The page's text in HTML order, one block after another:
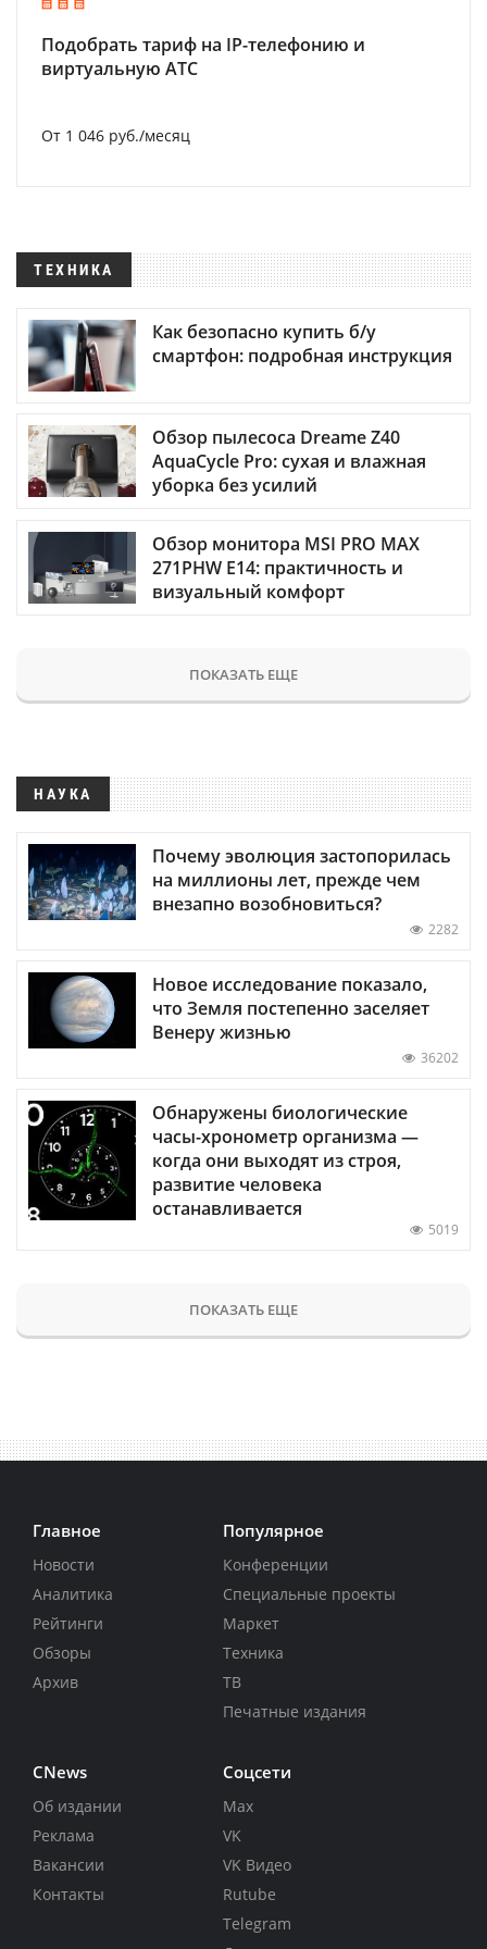
Подобрать тариф на IP-телефонию и
виртуальную АТС
От 1 046 руб./месяц
ТЕХНИКА
Как безопасно купить б/у
смартфон: подробная инструкция
Обзор пылесоса Dreame Z40
AquaCycle Pro: сухая и влажная
уборка без усилий
Обзор монитора MSI PRO MAX
271PHW E14: практичность и
визуальный комфорт
ПОКАЗАТЬ ЕЩЕ
НАУКА
Почему эволюция застопорилась
на миллионы лет, прежде чем
внезапно возобновиться?
2282
Новое исследование показало,
что Земля постепенно заселяет
Венеру жизнью
36202
Обнаружены биологические
часы-хронометр организма —
когда они выходят из строя,
развитие человека
останавливается
5019
ПОКАЗАТЬ ЕЩЕ
Главное
Новости
Аналитика
Рейтинги
Обзоры
Архив
Популярное
Конференции
Специальные проекты
Маркет
Техника
ТВ
Печатные издания
CNews
Об издании
Реклама
Вакансии
Контакты
Соцсети
Max
VK
VK Видео
Rutube
Telegram